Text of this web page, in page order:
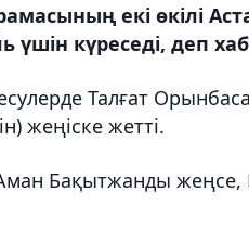
екі өкілі
үшін күреседі, деп
Талғат
жеңіске жетті.
Бақытжанды